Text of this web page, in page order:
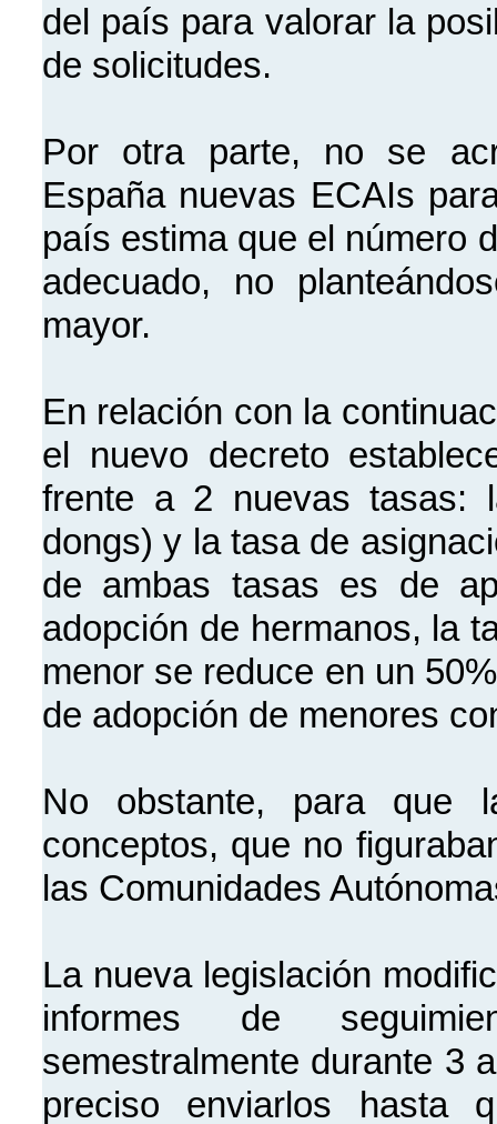
del país para valorar la
de solicitudes.
Por otra parte, no se
España nuevas ECAIs
país estima que el número
adecuado, no
mayor.
En relación con la
el nuevo decreto
frente a 2 nuevas tasas:
dongs) y la tasa de
de ambas tasas es de
adopción de hermanos, la
menor se reduce en un
de adopción de menores
No obstante, para que
conceptos, que no
las Comunidades
La nueva legislación
informes de
semestralmente durante 3
preciso enviarlos hasta